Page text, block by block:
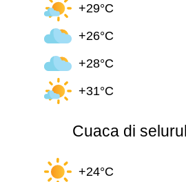
+29°C
+26°C
+28°C
+31°C
Cuaca di
+24°C